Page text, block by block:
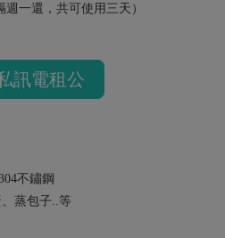
週一還，共可使用三天）
訊電租公
不鏽鋼
蒸包子..等